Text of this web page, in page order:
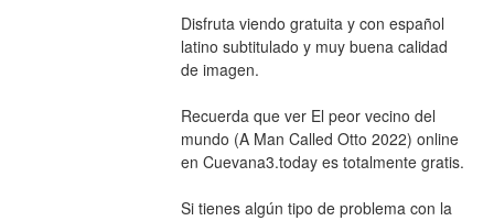
Disfruta viendo gratuita y con español
latino subtitulado y muy buena calidad
de imagen.
Recuerda que ver El peor vecino del
mundo (A Man Called Otto 2022) online
en Cuevana3.today es totalmente gratis.
Si tienes algún tipo de problema con la